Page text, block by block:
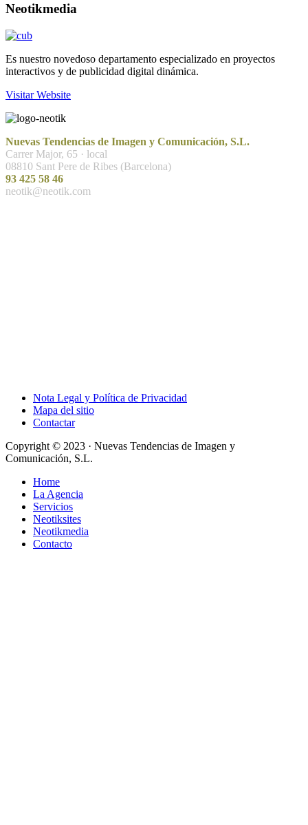
Neotikmedia
Es nuestro novedoso departamento especializado en proyectos
interactivos y de publicidad digital dinámica.
Visitar Website
Nuevas Tendencias de Imagen y Comunicación, S.L.
Carrer Major, 65 · local
08810 Sant Pere de Ribes (Barcelona)
93 425 58 46
neotik@neotik.com
Nota Legal y Política de Privacidad
Mapa del sitio
Contactar
Copyright © 2023 · Nuevas Tendencias de Imagen y
Comunicación, S.L.
Home
La Agencia
Servicios
Neotiksites
Neotikmedia
Contacto